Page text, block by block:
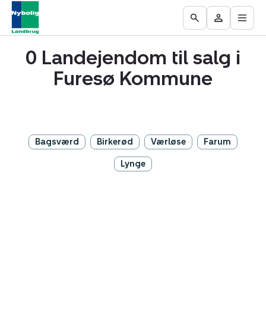
Ejendomme
til
Find
mægler
Få
vurderet
ejendom
Go
to
the
Search
page
Besøg
Mit
område
Åbn
0 Landejendom til salg i
Furesø Kommune
Bagsværd Birkerød Værløse Farum
Lynge